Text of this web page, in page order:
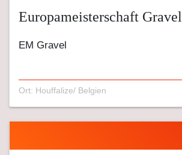
Europameisterschaft Gravel
EM Gravel
Ort: Houffalize/ Belgien